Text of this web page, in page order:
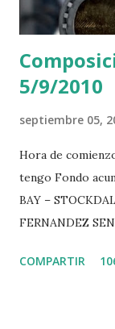
5/9/2010
septiembre 05,
Hora de
tengo Fondo
BAY –
FERNANDEZ
-EPAILLARD 7
COMPARTIR